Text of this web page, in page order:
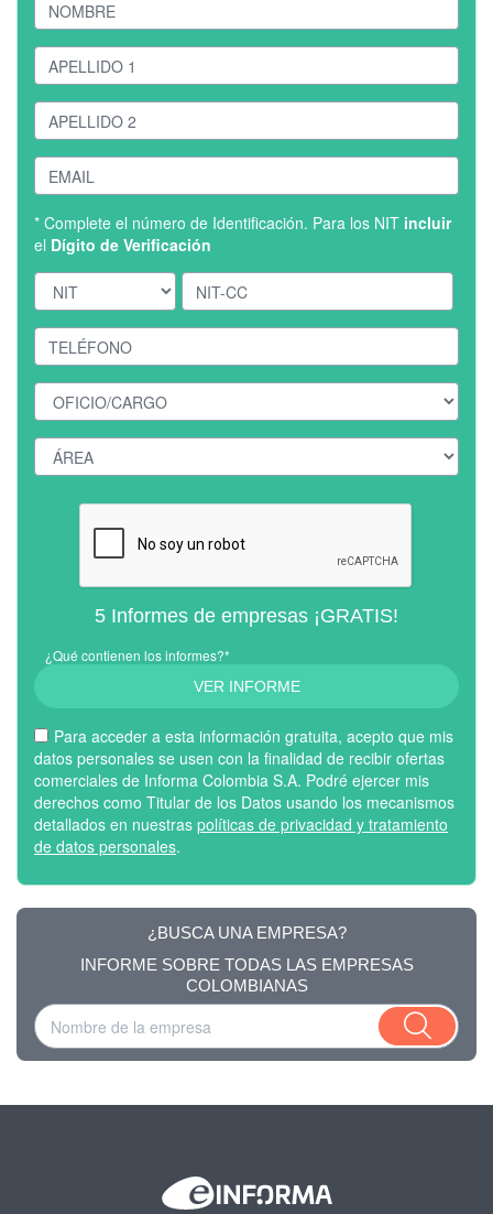
* Complete el número de Identificación. Para los NIT incluir
el Dígito de Verificación
5 Informes de empresas ¡GRATIS!
¿Qué contienen los informes?*
VER INFORME
Para acceder a esta información gratuita, acepto que mis
datos personales se usen con la finalidad de recibir ofertas
comerciales de Informa Colombia S.A. Podré ejercer mis
derechos como Titular de los Datos usando los mecanismos
detallados en nuestras políticas de privacidad y tratamiento
de datos personales.
¿BUSCA UNA EMPRESA?
INFORME SOBRE TODAS LAS EMPRESAS
COLOMBIANAS